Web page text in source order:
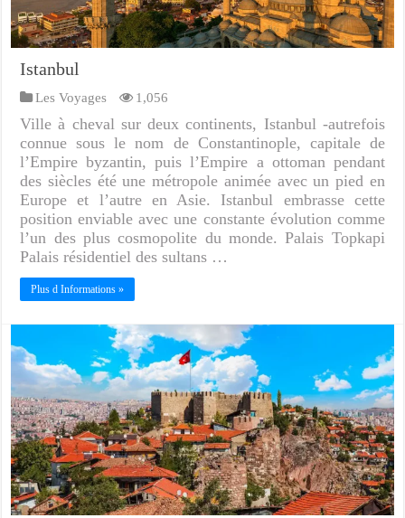
Istanbul
Les Voyages 1,056
Ville à cheval sur deux continents, Istanbul -autrefois
connue sous le nom de Constantinople, capitale de
l’Empire byzantin, puis l’Empire a ottoman pendant
des siècles été une métropole animée avec un pied en
Europe et l’autre en Asie. Istanbul embrasse cette
position enviable avec une constante évolution comme
l’un des plus cosmopolite du monde. Palais Topkapi
Palais résidentiel des sultans …
Plus d Informations »